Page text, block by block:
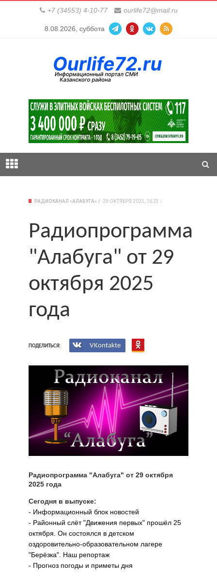
+7 (34553) 4-10-77 ourlife72@mail.ru
8.08.2026, суббота
РАДИОКАНАЛ «АЛАБУГА» 29 ОКТЯБРЯ 2025, 16:23
Радиопрограмма
"Алабуга" от 29
октября 2025
года
ПОДЕЛИТЬСЯ: VKontakte
Радиопрограмма "Алабуга" от 29 октября
2025 года
Сегодня в выпуске:
- Информационный блок новостей
- Районный слёт "Движения первых" прошёл 25
октября. Он состоялся в детском
оздоровительно-образовательном лагере
"Берёзка". Наш репортаж
- Прогноз погоды и приметы дня